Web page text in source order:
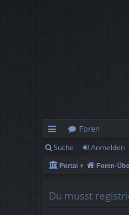
ch
ne
Foren
Suche Anmelden
Portal Foren-
Du musst